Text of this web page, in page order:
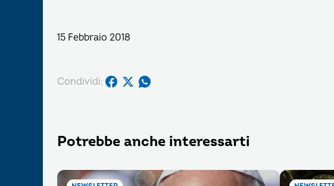
15 Febbraio 2018
Condividi:
Potrebbe anche interessarti